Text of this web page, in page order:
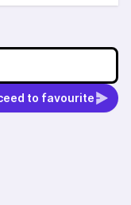
to favourite